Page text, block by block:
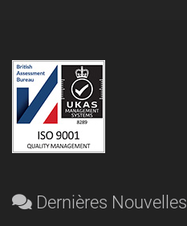
Dernières Nouvelles